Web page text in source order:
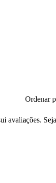
Ordenar
avaliações.